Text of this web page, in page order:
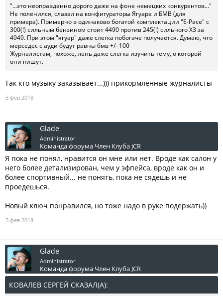
"...это неоправданно дорого даже на фоне немецких конкурентов..."
Не поленился, слазал на конфигураторы Ягуара и БМВ (для
примера). Примерно в одинаково богатой комплектации "E-Pace" с
300(!) сильным бензином стоит 4490 против 245(!) сильного X3 за
4949. При этом "ягуар" даже слегка побогаче получается. Думаю, что
мерседес с ауди будут равны бмв +/- 100
Журналистам, похоже, лень даже слегка изучить тему, о которой
они пишут.
Так кто музыку заказывает...))) прикормленные журналисты
5 фев 2018
Glade
Administrator
Команда форума Член Клуба JCR
Я пока не понял, нравится он мне или нет. Вроде как салон у
него более детализирован, чем у эфпейса, вроде как он и
более спортивный... не понять, пока не сядешь и не
проедешься.
Новый ключ понравился, но тоже надо в руке подержать))
5 фев 2018
Glade
Administrator
Команда форума Член Клуба JCR
КОВАЛЕВ СЕРГЕЙ СКАЗАЛ(А):